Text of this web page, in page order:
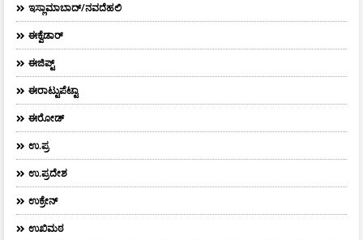
ಇಸ್ಲಾಮಾಬಾದ್/ನವದೆಹಲಿ
ಈಕ್ವೆಡಾರ್‌
ಈಜಿಪ್ಟ್
ಈರಾಟ್ಟುಪೆಟ್ಟಾ
ಈರೋಡ್
ಉ.ಪ್ರ
ಉ.ಪ್ರದೇಶ
ಉಕ್ರೇನ್
ಉಖಿಮಠ